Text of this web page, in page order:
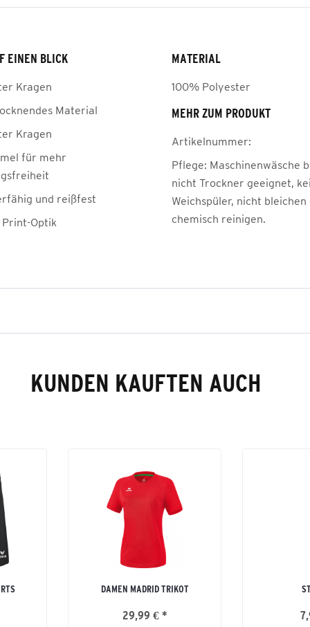
EINEN BLICK
Kragen
Material
Kragen
für mehr
und reißfest
Optik
MATERIAL
100% Polyester
MEHR ZUM PRODUKT
Artikelnummer:
Pflege: Maschinenwäsche
nicht Trockner geeignet,
Weichspüler, nicht bleichen
chemisch reinigen.
KUNDEN KAUFTEN AUCH
DAMEN MADRID TRIKOT
29,99 € *